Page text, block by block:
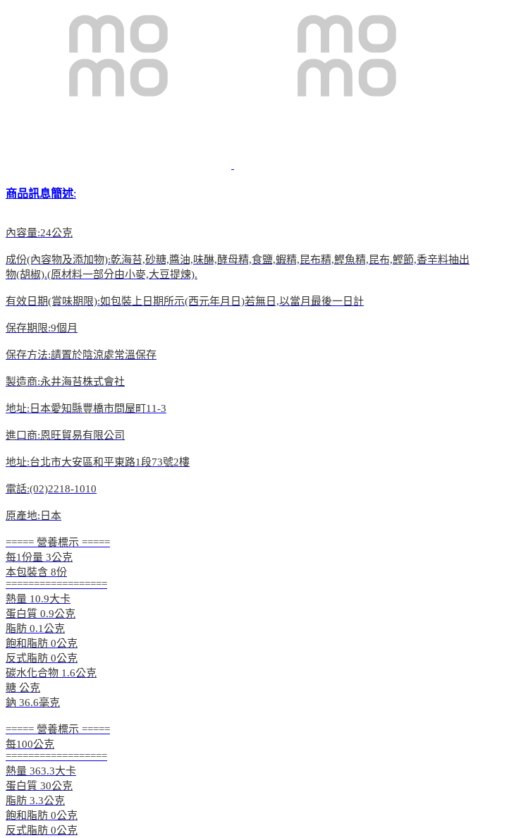
商品訊息簡述:
內容量:24公克
成份(內容物及添加物):乾海苔,砂糖,醬油,味醂,酵母精,食鹽,蝦精,昆布精,鰹魚精,昆布,鰹節,香辛料抽出
物(胡椒).(原材料一部分由小麥,大豆提煉).
有效日期(賞味期限):如包裝上日期所示(西元年月日)若無日,以當月最後一日計
保存期限:9個月
保存方法:請置於陰涼處常溫保存
製造商:永井海苔株式會社
地址:日本愛知縣豐橋市問屋町11-3
進口商:恩旺貿易有限公司
地址:台北市大安區和平東路1段73號2樓
電話:(02)2218-1010
原產地:日本
===== 營養標示 =====
每1份量 3公克
本包裝含 8份
==================
熱量 10.9大卡
蛋白質 0.9公克
脂肪 0.1公克
飽和脂肪 0公克
反式脂肪 0公克
碳水化合物 1.6公克
糖 公克
鈉 36.6毫克
===== 營養標示 =====
每100公克
==================
熱量 363.3大卡
蛋白質 30公克
脂肪 3.3公克
飽和脂肪 0公克
反式脂肪 0公克